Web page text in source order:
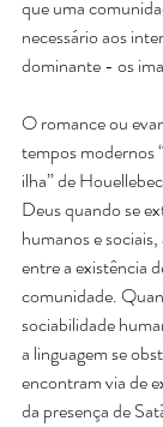
que uma
necessário aos
dominante - os
O romance ou
tempos modernos
ilha” de
Deus quando se
humanos e
entre a existência
comunidade.
sociabilidade
a linguagem se
encontram via de
da presença de